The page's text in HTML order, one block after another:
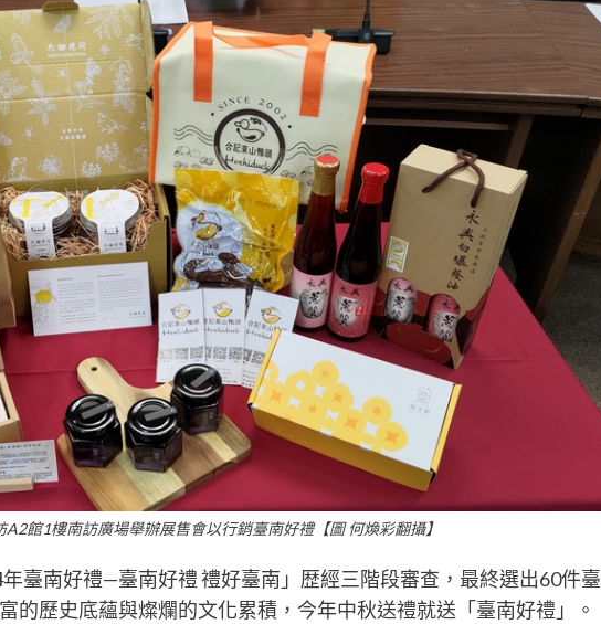
館1樓南訪廣場舉辦展售會以行銷臺南好禮【圖 何煥彩翻攝】
年臺南好禮—臺南好禮 禮好臺南」歴經三階段審查，最終選出60件臺
的歷史底蘊與燦爛的文化累積，今年中秋送禮就送「臺南好禮」。